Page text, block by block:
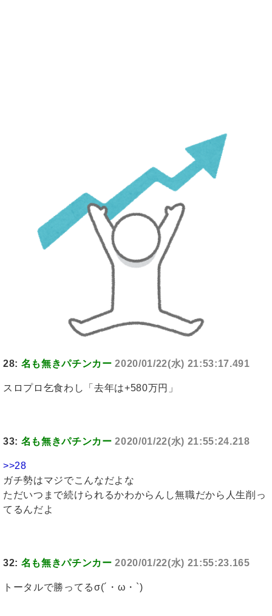
28: 名も無きパチンカー 2020/01/22(水) 21:53:17.491
スロプロ乞食わし「去年は+580万円」
33: 名も無きパチンカー 2020/01/22(水) 21:55:24.218
>>28
ガチ勢はマジでこんなだよな
ただいつまで続けられるかわからんし無職だから人生削っ
てるんだよ
32: 名も無きパチンカー 2020/01/22(水) 21:55:23.165
トータルで勝ってるσ(´・ω・`)